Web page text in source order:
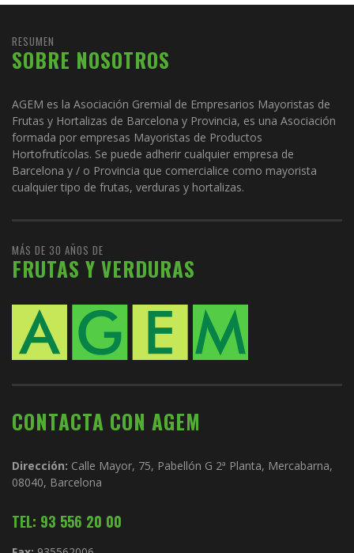
RESUMEN
SOBRE NOSOTROS
AGEM es la Asociación Gremial de Empresarios Mayoristas de
Frutas y Hortalizas de Barcelona y Provincia, es una Asociación
formada por empresas Mayoristas de Productos
Hortofrutícolas. Se puede adherir cualquier empresa de
Barcelona y / o Provincia que comercialice como mayorista
cualquier tipo de frutas, verduras y hortalizas.
MÁS DE 30 AÑOS DE
FRUTAS Y VERDURAS
CONTACTA CON AGEM
Dirección: Calle Mayor, 75, Pabellón G 2ª Planta, Mercabarna,
08040, Barcelona
TEL: 93 556 20 00